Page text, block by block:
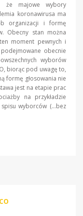
że majowe wybory
koronawirusa ma
organizacji i formę
Obecny stan można
moment pewnych i
obecnie
wyborów
biorąc pod uwagę to,
formę głosowania nie
jest na etapie prac
na przykładzie
wyborców (…bez